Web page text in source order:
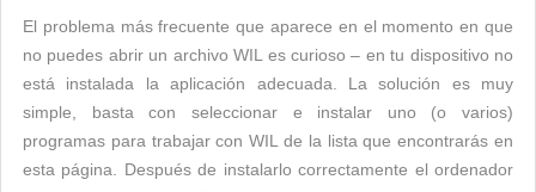
El problema más frecuente que aparece en el momento en que
no puedes abrir un archivo WIL es curioso – en tu dispositivo no
está instalada la aplicación adecuada. La solución es muy
simple, basta con seleccionar e instalar uno (o varios)
programas para trabajar con WIL de la lista que encontrarás en
esta página. Después de instalarlo correctamente el ordenador